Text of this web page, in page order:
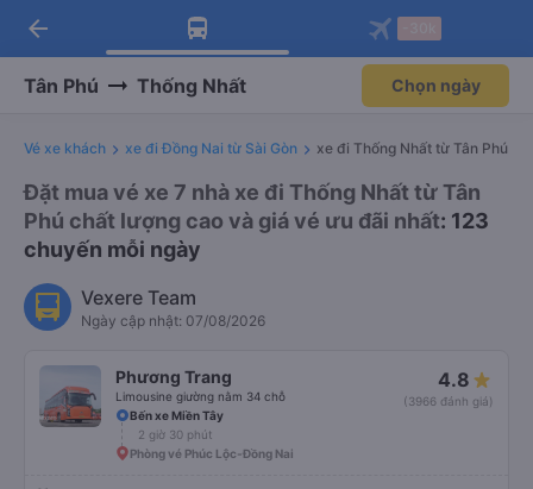
Tải app Vexere ngay!
Nhận ưu đãi thành viên độc
Mở app
Tải app Vexere
-30k/ghế khi đặt vé máy bay qua
Mở app
arrow_back
Tân Phú Thống Nhất Chọn ngày
Vé xe khách xe đi Đồng Nai từ Sài Gòn xe đi Thống Nhất từ Tân Phú
Đặt mua vé xe 7 nhà xe đi Thống Nhất từ Tân
Phú chất lượng cao và giá vé ưu đãi nhất: 123
chuyến mỗi ngày
Vexere Team
Ngày cập nhật: 07/08/2026
Phương Trang
Limousine giường nằm 34 chỗ
4.8
(3966 đánh giá)
Bến xe Miền Tây
2 giờ 30 phút
Phòng vé Phúc Lộc-Đồng Nai